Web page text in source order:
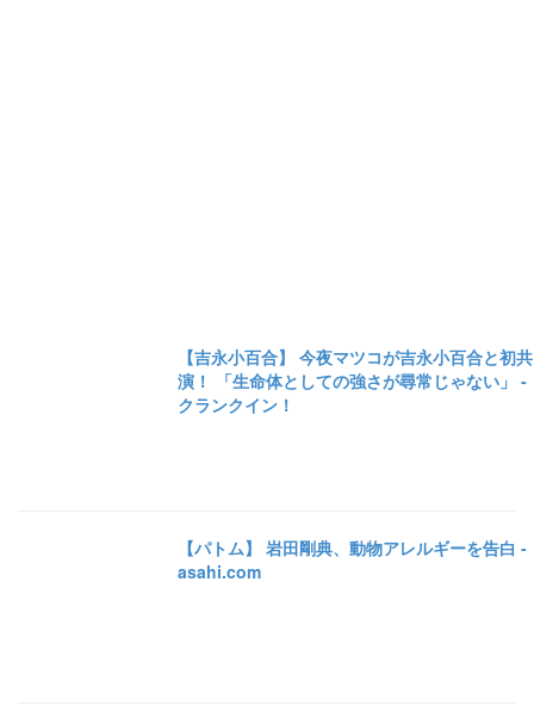
【吉永小百合】 今夜マツコが吉永小百合と初共
演！ 「生命体としての強さが尋常じゃない」 -
クランクイン！
【パトム】 岩田剛典、動物アレルギーを告白 -
asahi.com